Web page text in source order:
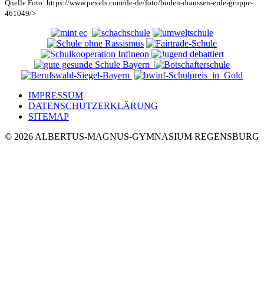
Quelle Foto: https://www.pexels.com/de-de/foto/boden-draussen-erde-gruppe-
461049/>
IMPRESSUM
DATENSCHUTZERKLÄRUNG
SITEMAP
© 2026 ALBERTUS-MAGNUS-GYMNASIUM REGENSBURG